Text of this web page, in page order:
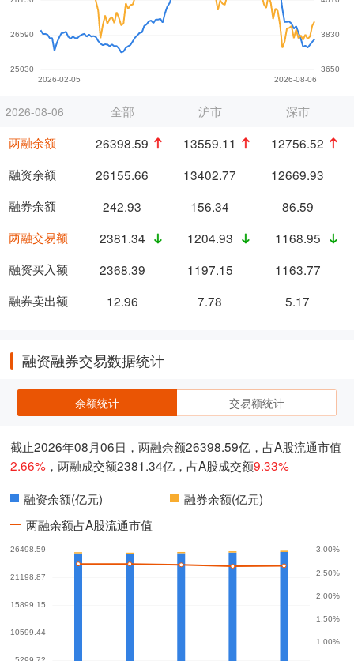
2026-08-06
两融余额
融资余额
融券余额
两融交易额
融资买入额
融券卖出额
全部 沪市
深市
26398.59
13559.11
12756.52
26155.66
13402.77
12669.93
242.93
156.34
86.59
2381.34
1204.93
1168.95
2368.39
1197.15
1163.77
12.96
7.78 5.17
融资融券交易数据统计
余额统计 交易额统计
截止2026年08月06日，两融余额26398.59亿，占A股流通市值
2.66% ，两融成交额2381.34亿，占A股成交额9.33%
融资余额(亿元)
融券余额(亿元)
两融余额占A股流通市值